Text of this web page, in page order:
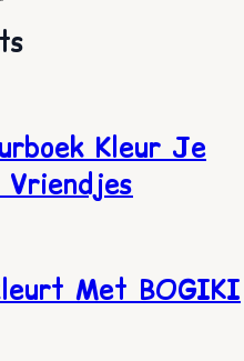
Kleur Je
Met BOGIKI